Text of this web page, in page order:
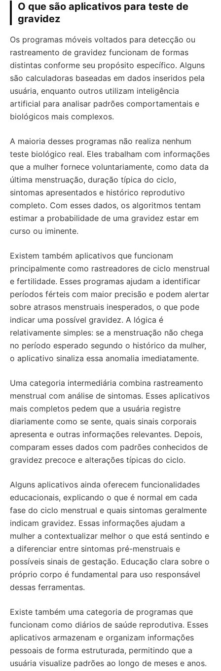
O que são aplicativos para teste de
gravidez
Os programas móveis voltados para detecção ou
rastreamento de gravidez funcionam de formas
distintas conforme seu propósito específico. Alguns
são calculadoras baseadas em dados inseridos pela
usuária, enquanto outros utilizam inteligência
artificial para analisar padrões comportamentais e
biológicos mais complexos.
A maioria desses programas não realiza nenhum
teste biológico real. Eles trabalham com informações
que a mulher fornece voluntariamente, como data da
última menstruação, duração típica do ciclo,
sintomas apresentados e histórico reprodutivo
completo. Com esses dados, os algoritmos tentam
estimar a probabilidade de uma gravidez estar em
curso ou iminente.
Existem também aplicativos que funcionam
principalmente como rastreadores de ciclo menstrual
e fertilidade. Esses programas ajudam a identificar
períodos férteis com maior precisão e podem alertar
sobre atrasos menstruais inesperados, o que pode
indicar uma possível gravidez. A lógica é
relativamente simples: se a menstruação não chega
no período esperado segundo o histórico da mulher,
o aplicativo sinaliza essa anomalia imediatamente.
Uma categoria intermediária combina rastreamento
menstrual com análise de sintomas. Esses aplicativos
mais completos pedem que a usuária registre
diariamente como se sente, quais sinais corporais
apresenta e outras informações relevantes. Depois,
comparam esses dados com padrões conhecidos de
gravidez precoce e alterações típicas do ciclo.
Alguns aplicativos ainda oferecem funcionalidades
educacionais, explicando o que é normal em cada
fase do ciclo menstrual e quais sintomas geralmente
indicam gravidez. Essas informações ajudam a
mulher a contextualizar melhor o que está sentindo e
a diferenciar entre sintomas pré-menstruais e
possíveis sinais de gestação. Educação clara sobre o
próprio corpo é fundamental para uso responsável
dessas ferramentas.
Existe também uma categoria de programas que
funcionam como diários de saúde reprodutiva. Esses
aplicativos armazenam e organizam informações
pessoais de forma estruturada, permitindo que a
usuária visualize padrões ao longo de meses e anos.